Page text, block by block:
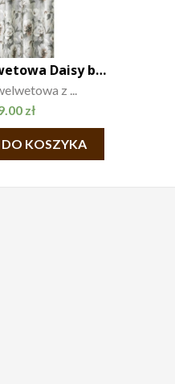
Zasłona welwetowa Daisy beż, srebro 140×250
z ...
zł
KOSZYKA